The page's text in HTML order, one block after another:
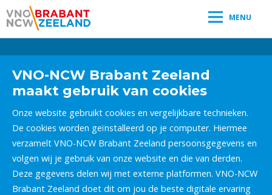
MENU
VNO-NCW Brabant Zeeland
maakt gebruik van cookies
Onze website gebruikt cookies en vergelijkbare technieken.
De cookies worden geïnstalleerd op je computer. Hiermee
verzamelt VNO-NCW Brabant Zeeland persoonsgegevens en
volgen wij je gebruik van onze website en die van derden.
Deze gegevens delen wij met externe platformen. VNO-NCW
Brabant Zeeland doet dit om jou de beste digitale ervaring